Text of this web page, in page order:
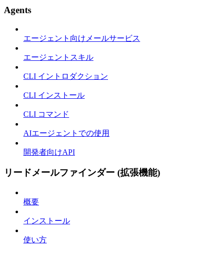
Agents
エージェント向けメールサービス
エージェントスキル
CLI イントロダクション
CLI インストール
CLI コマンド
AIエージェントでの使用
開発者向けAPI
リードメールファインダー (拡張機能)
概要
インストール
使い方